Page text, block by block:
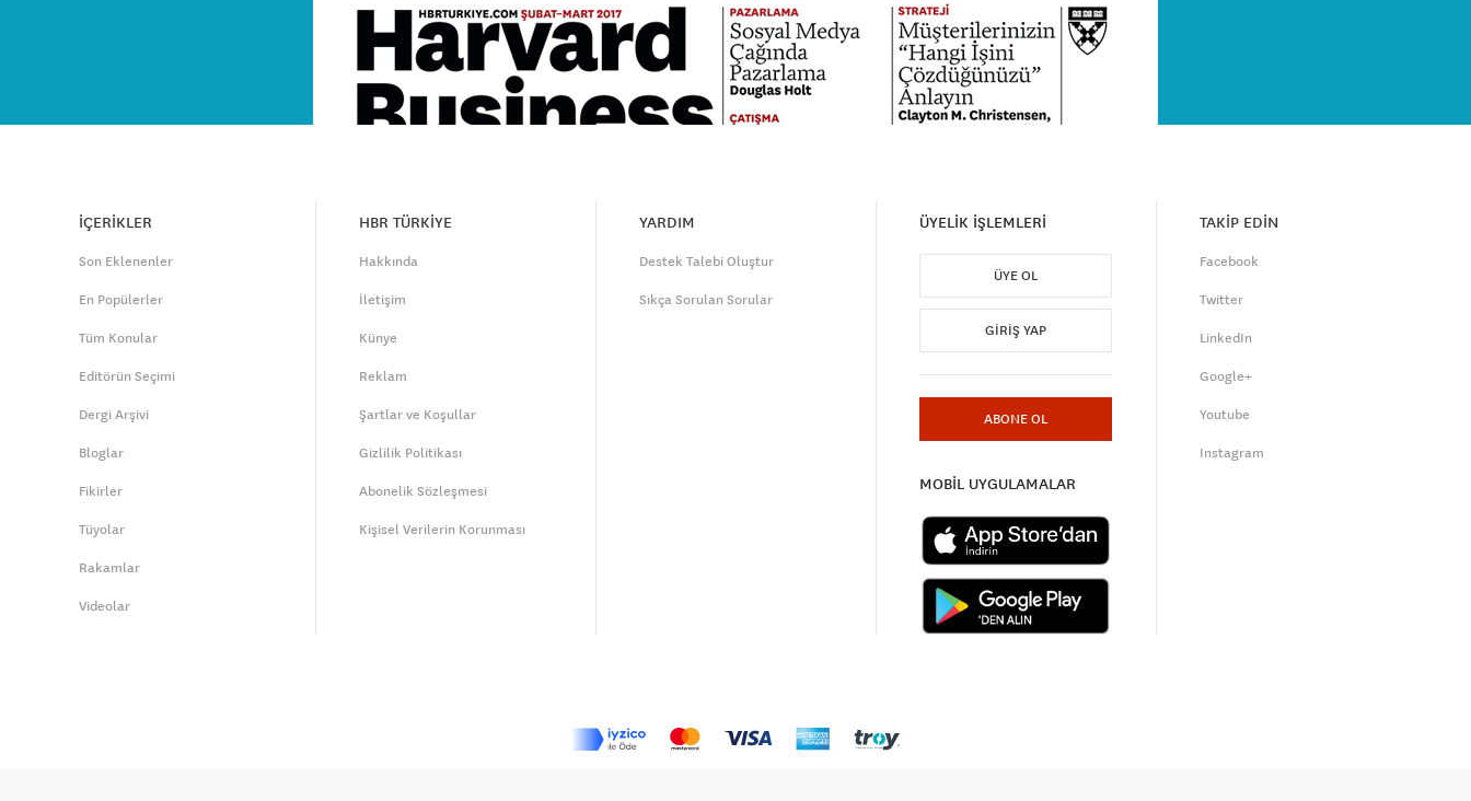
İÇERİKLER
Son Eklenenler
En Popülerler
Tüm Konular
Editörün Seçimi
Dergi Arşivi
Bloglar
Fikirler
Tüyolar
Rakamlar
Videolar
HBR TÜRKİYE
Hakkında
İletişim
Künye
Reklam
Şartlar ve Koşullar
Gizlilik Politikası
Abonelik Sözleşmesi
Kişisel Verilerin Korunması
YARDIM
Destek Talebi Oluştur
Sıkça Sorulan Sorular
ÜYELİK İŞLEMLERİ
ÜYE OL
GIRIŞ YAP
ABONE OL
MOBİL UYGULAMALAR
TAKİP EDİN
Facebook
Twitter
LinkedIn
Google+
Youtube
Instagram